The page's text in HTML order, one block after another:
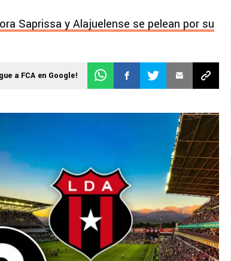
Saprissa y Alajuelense se pelean por su
a FCA en Google!